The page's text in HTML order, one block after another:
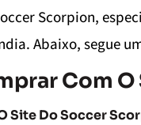
Scorpion,
Abaixo, segue
Com
Site Do Soccer